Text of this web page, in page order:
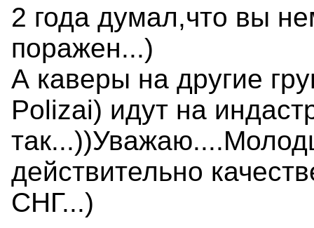
2 года думал,что вы
поражен...)
А каверы на другие
Polizai) идут на
действительно
СНГ...)